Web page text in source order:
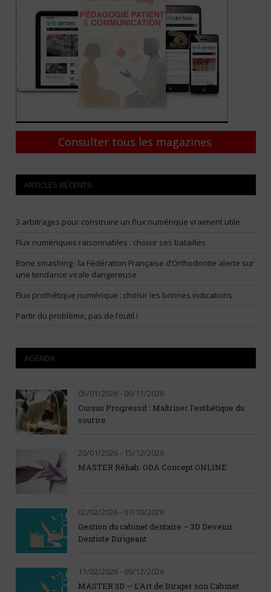
Consulter tous les magazines
ARTICLES RÉCENTS
3 arbitrages pour construire un flux numérique vraiment utile
Flux numériques raisonnables : choisir ses batailles
Bone smashing : la Fédération Française d’Orthodontie alerte sur
une tendance virale dangereuse
Flux prothétique numérique : choisir les bonnes indications
Partir du problème, pas de l’outil !
AGENDA
05/01/2026 - 06/11/2026
Cursus Progressif : Maîtriser l’esthétique du
sourire
20/01/2026 - 15/12/2026
MASTER Réhab. ODA Concept ONLINE
02/02/2026 - 07/10/2026
Gestion du cabinet dentaire – 3D Devenir
Dentiste Dirigeant
11/02/2026 - 09/12/2026
MASTER 3D — L’Art de Diriger son Cabinet